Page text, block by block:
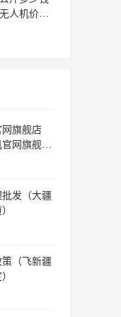
人机价
旗舰店
官网旗舰店
发（大疆
（飞新疆